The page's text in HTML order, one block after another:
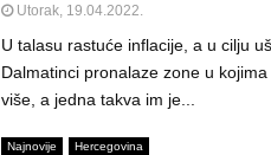
Utorak, 19.04.2022.
U talasu rastuće inflacije, a u cilju
Dalmatinci pronalaze zone u
više, a jedna takva im je...
Najnovije Hercegovina